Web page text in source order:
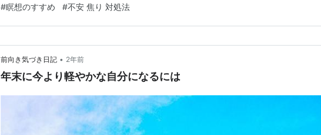
#瞑想のすすめ #不安 焦り 対処法
前向き気づき日記 • 2年前
年末に今より軽やかな自分になるには